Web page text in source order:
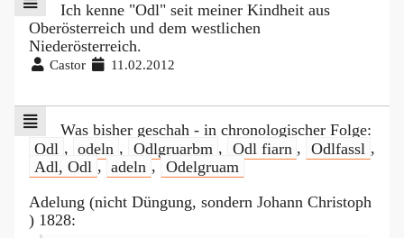
Ich kenne "Odl" seit meiner Kindheit aus
Oberösterreich und dem westlichen
Niederösterreich.
Castor 11.02.2012
Was bisher geschah - in chronologischer Folge:
Odl , odeln , Odlgruarbm , Odl fiarn , Odlfassl ,
Adl, Odl , adeln , Odelgruam
Adelung (nicht Düngung, sondern Johann Christoph
) 1828: